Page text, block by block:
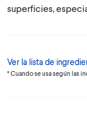
superficies,
Ver la lista de
* Cuando se usa según las